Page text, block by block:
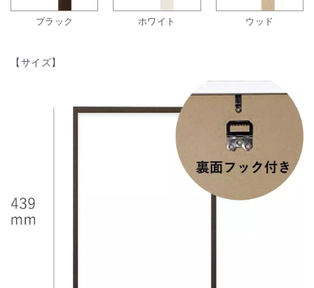
ブラック ホワイト ウッド
【サイズ】